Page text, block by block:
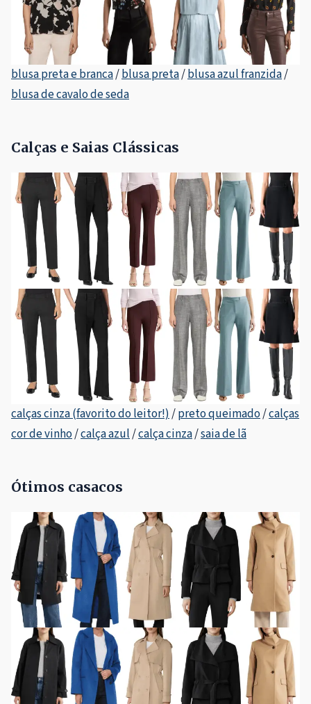
blusa preta e branca/blusa preta/blusa azul franzida/
blusa de cavalo de seda
Calças e Saias Clássicas
calças cinza (favorito do leitor!)/preto queimado/calças
cor de vinho/calça azul/calça cinza/saia de lã
Ótimos casacos